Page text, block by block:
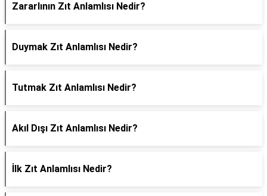
Zararlının Zıt Anlamlısı Nedir?
Duymak Zıt Anlamlısı Nedir?
Tutmak Zıt Anlamlısı Nedir?
Akıl Dışı Zıt Anlamlısı Nedir?
İlk Zıt Anlamlısı Nedir?